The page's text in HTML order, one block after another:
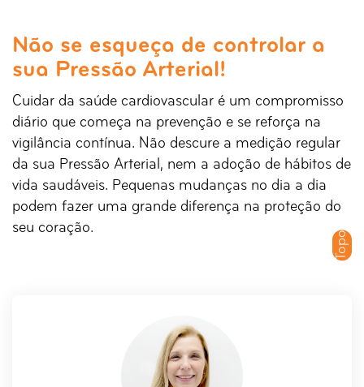
Topo
Não se esqueça de controlar a
sua Pressão Arterial!
Cuidar da saúde cardiovascular é um compromisso
diário que começa na prevenção e se reforça na
vigilância contínua. Não descure a medição regular
da sua Pressão Arterial, nem a adoção de hábitos de
vida saudáveis. Pequenas mudanças no dia a dia
podem fazer uma grande diferença na proteção do
seu coração.